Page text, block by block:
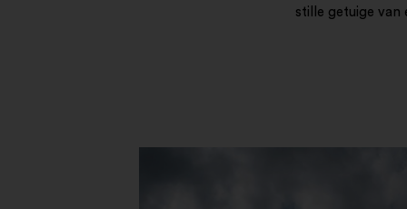
stille getuige van